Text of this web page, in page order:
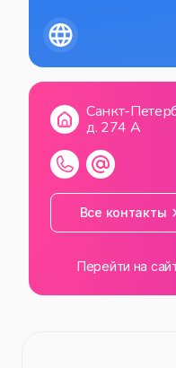
Санкт-
д. 274 А
Все контакты
Перейти на